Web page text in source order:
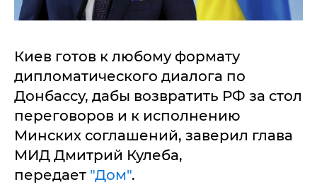
Киев готов к любому формату
дипломатического диалога по
Донбассу, дабы возвратить РФ за стол
переговоров и к исполнению
Минских соглашений, заверил глава
МИД Дмитрий Кулеба,
передает "Дом".